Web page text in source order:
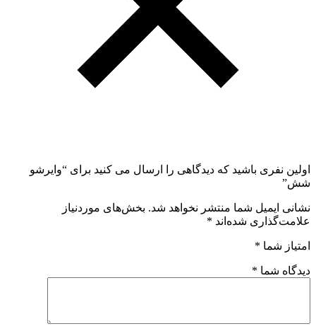
اولین نفری باشید که دیدگاهی را ارسال می کنید برای “وایرشو
شش”
نشانی ایمیل شما منتشر نخواهد شد. بخش‌های موردنیاز
علامت‌گذاری شده‌اند *
امتیاز شما *
دیدگاه شما *